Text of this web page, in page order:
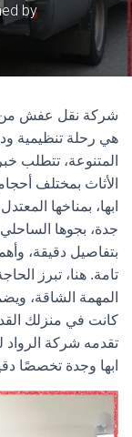
by
شركة نقل عفش من
هي رحلة تنظيمية
المتنوعة، تتطلب
الأثاث بمختلف
ابها، بمناخها
جدة، بجوها
بتفاصيل دقيقة،
تامة. هنا، تبرز
المهمة الشاقة،
كانت في منزلك
تقدمه شركة الرواد
ابها وجدة تخصصًا